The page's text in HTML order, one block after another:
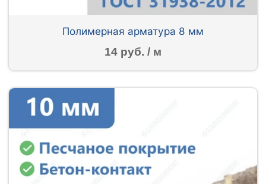
Полимерная арматура 8 мм
14 руб. / м